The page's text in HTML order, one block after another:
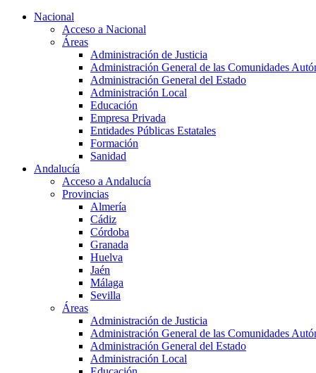
Nacional
Acceso a Nacional
Áreas
Administración de Justicia
Administración General de las Comunidades
Administración General del Estado
Administración Local
Educación
Empresa Privada
Entidades Públicas Estatales
Formación
Sanidad
Andalucía
Acceso a Andalucía
Provincias
Almería
Cádiz
Córdoba
Granada
Huelva
Jaén
Málaga
Sevilla
Áreas
Administración de Justicia
Administración General de las Comunidades
Administración General del Estado
Administración Local